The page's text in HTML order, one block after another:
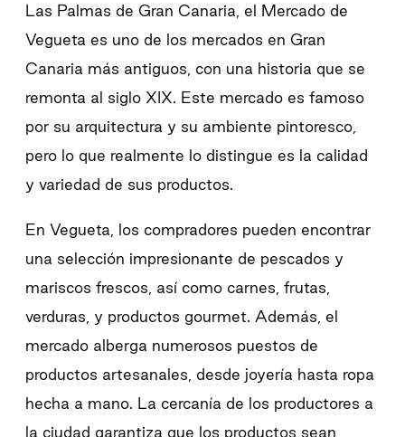
Las Palmas de Gran Canaria, el Mercado de
Vegueta es uno de los mercados en Gran
Canaria más antiguos, con una historia que se
remonta al siglo XIX. Este mercado es famoso
por su arquitectura y su ambiente pintoresco,
pero lo que realmente lo distingue es la calidad
y variedad de sus productos.
En Vegueta, los compradores pueden encontrar
una selección impresionante de pescados y
mariscos frescos, así como carnes, frutas,
verduras, y productos gourmet. Además, el
mercado alberga numerosos puestos de
productos artesanales, desde joyería hasta ropa
hecha a mano. La cercanía de los productores a
la ciudad garantiza que los productos sean